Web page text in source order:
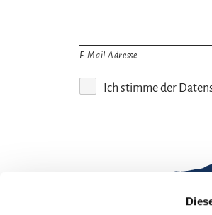
E-Mail Adresse
Ich stimme der